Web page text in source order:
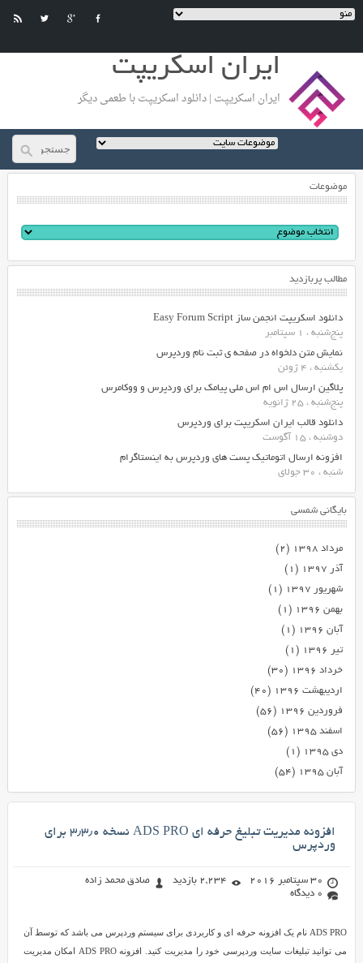
ایران اسکریپت
ایران اسکریپت | دانلود اسکریپت با طعمی دیگر
موضوعات
مطالب پربازدید
دانلود اسکریپت انجمن ساز Easy Forum Script
پنج‌شنبه ، 1 سپتامبر
نمایش متن دلخواه در صفحه ی ثبت نام وردپرس
یکشنبه ، 4 ژوئن
پلاگین ارسال اس ام اس ملی پیامک برای وردپرس و ووکامرس
پنج‌شنبه ، 25 ژانویه
دانلود قالب ایران اسکریپت برای وردپرس
دوشنبه ، 15 آگوست
افزونه ارسال اتوماتیک پست های وردپرس به اینستاگرام
شنبه ، 30 جولای
بایگانی شمسی
مرداد ۱۳۹۸
(۲)
آذر ۱۳۹۷
(۱)
شهریور ۱۳۹۷
(۱)
بهمن ۱۳۹۶
(۱)
آبان ۱۳۹۶
(۱)
تیر ۱۳۹۶
(۱)
خرداد ۱۳۹۶
(۳۰)
اردیبهشت ۱۳۹۶
(۴۰)
فروردین ۱۳۹۶
(۵۶)
اسفند ۱۳۹۵
(۵۶)
دی ۱۳۹۵
(۱)
آبان ۱۳۹۵
(۵۴)
افزونه مدیریت تبلیغ حرفه ای ADS PRO نسخه ۳٫۳٫۰ برای
وردپرس
30 سپتامبر 2016 2,234 بازدید
صادق محمد زاده
0 دیدگاه
ADS PRO نام یک افزونه حرفه ای و کاربردی برای سیستم وردپرس می باشد که توسط آن
می توانید تبلیغات سایت وردپرسی خود را مدیریت کنید. افزونه ADS PRO امکان مدیریت